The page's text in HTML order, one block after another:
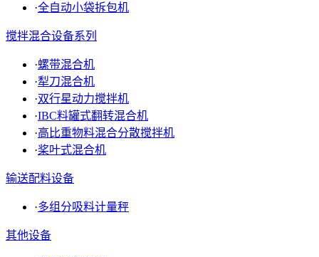
·全自动小袋拆包机
搅拌混合设备系列
·螺带混合机
·犁刀混合机
·双行星动力搅拌机
·IBC料罐式翻转混合机
·高比重物料混合分散搅拌机
·桨叶式混合机
输送配料设备
·多组分吸料计量秤
其他设备